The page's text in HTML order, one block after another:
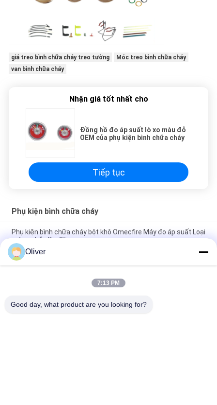
CHÍNH
SÁCH
MẬT
giá treo bình chữa cháy treo tường
Móc treo bình chữa cháy
van bình chữa cháy
Nhận giá tốt nhất cho
Đồng hồ đo áp suất lò xo màu đỏ
OEM của phụ kiện bình chữa cháy
Tiếp tục
Phụ kiện bình chữa cháy
Phụ kiện bình chữa cháy bột khô Omecfire Máy đo áp suất Loại
màng chắn Dia 35mm
EPDM PVC Bột khô Bình chữa cháy Co2 Sừng và ống Màu đen
Vàng
DCP bọt và nước Van bình chữa cháy CO2 bằng thép không gỉ
Oliver
7:13 PM
Good day, what product are you looking for?